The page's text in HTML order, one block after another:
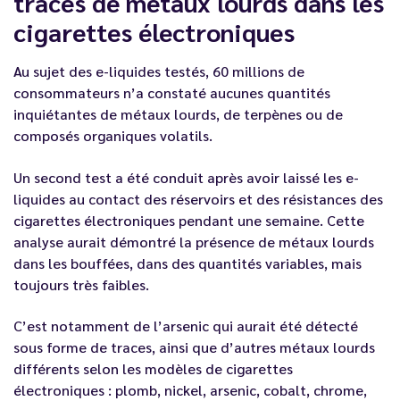
cigarettes électroniques
Au sujet des e-liquides testés, 60 millions de
consommateurs n’a constaté aucunes quantités
inquiétantes de métaux lourds, de terpènes ou de
composés organiques volatils.
Un second test a été conduit après avoir laissé les e-
liquides au contact des réservoirs et des résistances des
cigarettes électroniques pendant une semaine. Cette
analyse aurait démontré la présence de métaux lourds
dans les bouffées, dans des quantités variables, mais
toujours très faibles.
C’est notamment de l’arsenic qui aurait été détecté
sous forme de traces, ainsi que d’autres métaux lourds
différents selon les modèles de cigarettes
électroniques : plomb, nickel, arsenic, cobalt, chrome,